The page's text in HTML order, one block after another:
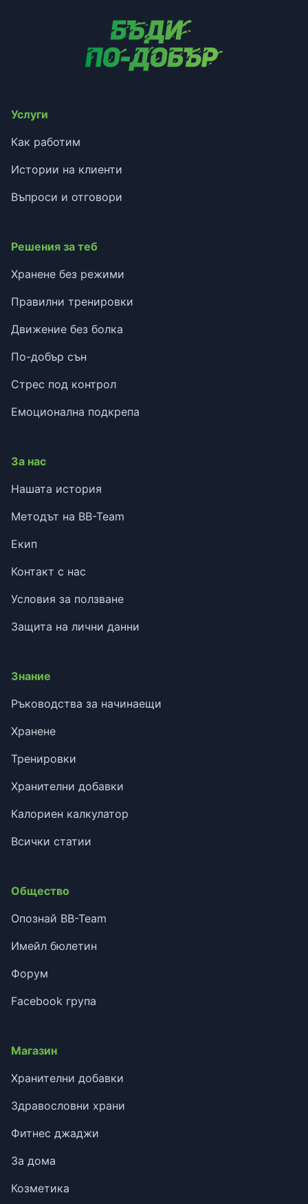
Услуги
Как работим
Истории на клиенти
Въпроси и отговори
Решения за теб
Хранене без режими
Правилни тренировки
Движение без болка
По-добър сън
Стрес под контрол
Емоционална подкрепа
За нас
Нашата история
Методът на BB-Team
Екип
Контакт с нас
Условия за ползване
Защита на лични данни
Знание
Ръководства за начинаещи
Хранене
Тренировки
Хранителни добавки
Калориен калкулатор
Всички статии
Общество
Опознай BB-Team
Имейл бюлетин
Форум
Facebook група
Магазин
Хранителни добавки
Здравословни храни
Фитнес джаджи
За дома
Козметика